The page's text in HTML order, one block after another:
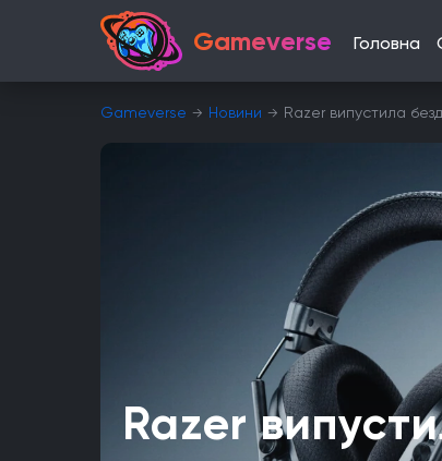
Gameverse Головна
Gameverse Новини Razer випустила
Razer